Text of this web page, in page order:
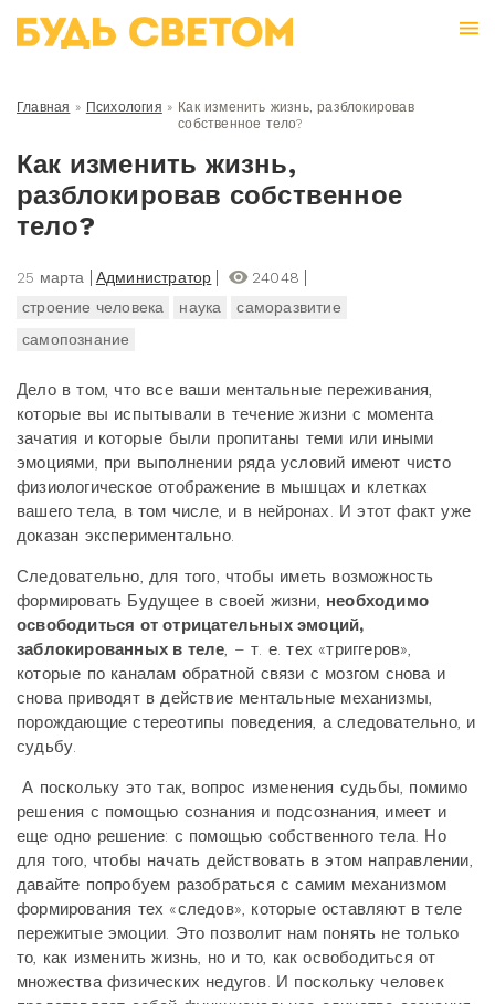
Главная » Психология » Как изменить жизнь, разблокировав
собственное тело?
Как изменить жизнь,
разблокировав собственное
тело?
25 марта Администратор
24048
строение человека
наука
саморазвитие
самопознание
Дело в том, что все ваши ментальные переживания,
которые вы испытывали в течение жизни с момента
зачатия и которые были пропитаны теми или иными
эмоциями, при выполнении ряда условий имеют чисто
физиологическое отображение в мышцах и клетках
вашего тела, в том числе, и в нейронах. И этот факт уже
доказан экспериментально.
Следовательно, для того, чтобы иметь возможность
формировать Будущее в своей жизни, необходимо
освободиться от отрицательных эмоций,
заблокированных в теле, – т. е. тех «триггеров»,
которые по каналам обратной связи с мозгом снова и
снова приводят в действие ментальные механизмы,
порождающие стереотипы поведения, а следовательно, и
судьбу.
А поскольку это так, вопрос изменения судьбы, помимо
решения с помощью сознания и подсознания, имеет и
еще одно решение: с помощью собственного тела. Но
для того, чтобы начать действовать в этом направлении,
давайте попробуем разобраться с самим механизмом
формирования тех «следов», которые оставляют в теле
пережитые эмоции. Это позволит нам понять не только
то, как изменить жизнь, но и то, как освободиться от
множества физических недугов. И поскольку человек